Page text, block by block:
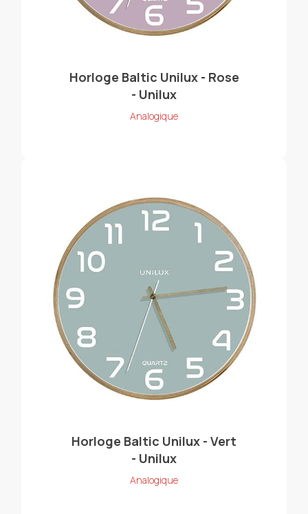
Horloge Baltic Unilux - Rose
- Unilux
Analogique
Horloge Baltic Unilux - Vert
- Unilux
Analogique